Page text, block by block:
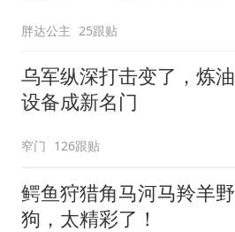
胖达公主 25跟贴
乌军纵深打击变了，炼油
设备成新名门
窄门 126跟贴
鳄鱼狩猎角马河马羚羊野
狗，太精彩了！